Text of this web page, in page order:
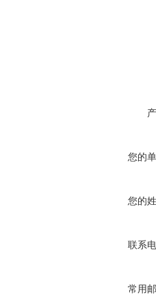
您的
您的
联系
常用